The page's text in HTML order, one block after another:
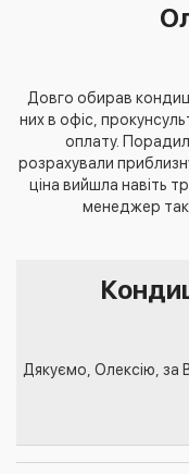
Довго обирав
них в офіс,
оплату.
розрахували
ціна вийшла навіть
менеджер так
Дякуємо, Олексію, за